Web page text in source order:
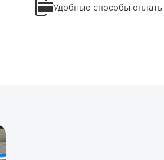
Удобные способы оплаты